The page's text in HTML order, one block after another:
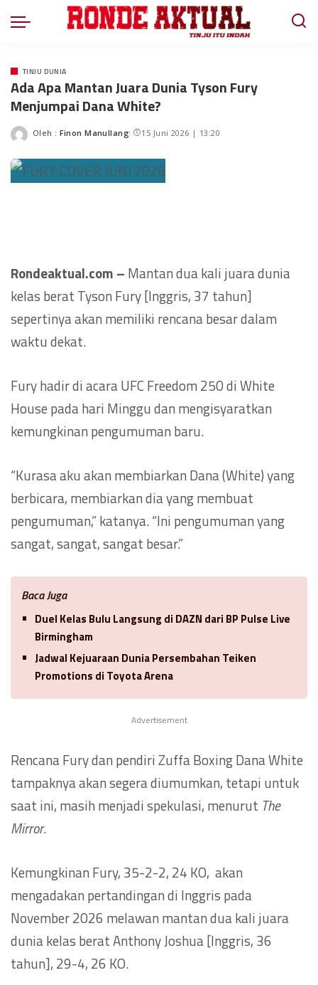
TINJU DUNIA
Ada Apa Mantan Juara Dunia Tyson Fury
Menjumpai Dana White?
Oleh : Finon Manullang 15 Juni 2026 | 13:20
Rondeaktual.com – Mantan dua kali juara dunia
kelas berat Tyson Fury [Inggris, 37 tahun]
sepertinya akan memiliki rencana besar dalam
waktu dekat.
Fury hadir di acara UFC Freedom 250 di White
House pada hari Minggu dan mengisyaratkan
kemungkinan pengumuman baru.
“Kurasa aku akan membiarkan Dana (White) yang
berbicara, membiarkan dia yang membuat
pengumuman,” katanya. “Ini pengumuman yang
sangat, sangat, sangat besar.”
Baca Juga
Duel Kelas Bulu Langsung di DAZN dari BP Pulse Live
Birmingham
Jadwal Kejuaraan Dunia Persembahan Teiken
Promotions di Toyota Arena
Advertisement
Rencana Fury dan pendiri Zuffa Boxing Dana White
tampaknya akan segera diumumkan, tetapi untuk
saat ini, masih menjadi spekulasi, menurut The
Mirror.
Kemungkinan Fury, 35-2-2, 24 KO, akan
mengadakan pertandingan di Inggris pada
November 2026 melawan mantan dua kali juara
dunia kelas berat Anthony Joshua [Inggris, 36
tahun], 29-4, 26 KO.